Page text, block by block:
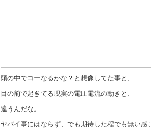
頭の中でコーなるかな？と想像してた事と、
目の前で起きてる現実の電圧電流の動きと、
違うんだな。
ヤバイ事にはならず、でも期待した程でも無い感